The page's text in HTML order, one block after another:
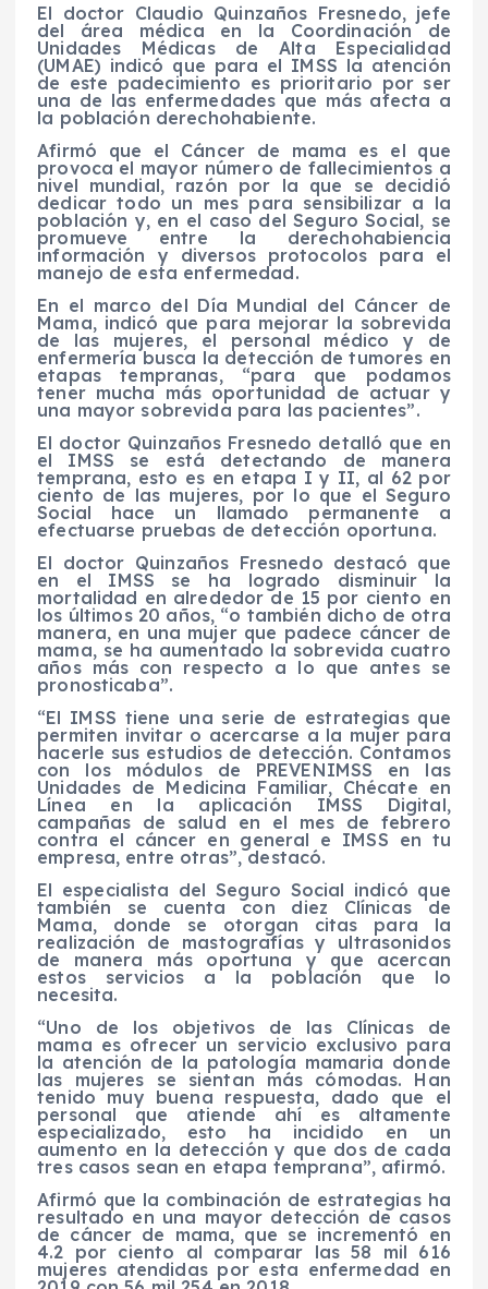
El doctor Claudio Quinzaños Fresnedo, jefe
del área médica en la Coordinación de
Unidades Médicas de Alta Especialidad
(UMAE) indicó que para el IMSS la atención
de este padecimiento es prioritario por ser
una de las enfermedades que más afecta a
la población derechohabiente.
Afirmó que el Cáncer de mama es el que
provoca el mayor número de fallecimientos a
nivel mundial, razón por la que se decidió
dedicar todo un mes para sensibilizar a la
población y, en el caso del Seguro Social, se
promueve entre la derechohabiencia
información y diversos protocolos para el
manejo de esta enfermedad.
En el marco del Día Mundial del Cáncer de
Mama, indicó que para mejorar la sobrevida
de las mujeres, el personal médico y de
enfermería busca la detección de tumores en
etapas tempranas, “para que podamos
tener mucha más oportunidad de actuar y
una mayor sobrevida para las pacientes”.
El doctor Quinzaños Fresnedo detalló que en
el IMSS se está detectando de manera
temprana, esto es en etapa I y II, al 62 por
ciento de las mujeres, por lo que el Seguro
Social hace un llamado permanente a
efectuarse pruebas de detección oportuna.
El doctor Quinzaños Fresnedo destacó que
en el IMSS se ha logrado disminuir la
mortalidad en alrededor de 15 por ciento en
los últimos 20 años, “o también dicho de otra
manera, en una mujer que padece cáncer de
mama, se ha aumentado la sobrevida cuatro
años más con respecto a lo que antes se
pronosticaba”.
“El IMSS tiene una serie de estrategias que
permiten invitar o acercarse a la mujer para
hacerle sus estudios de detección. Contamos
con los módulos de PREVENIMSS en las
Unidades de Medicina Familiar, Chécate en
Línea en la aplicación IMSS Digital,
campañas de salud en el mes de febrero
contra el cáncer en general e IMSS en tu
empresa, entre otras”, destacó.
El especialista del Seguro Social indicó que
también se cuenta con diez Clínicas de
Mama, donde se otorgan citas para la
realización de mastografías y ultrasonidos
de manera más oportuna y que acercan
estos servicios a la población que lo
necesita.
“Uno de los objetivos de las Clínicas de
mama es ofrecer un servicio exclusivo para
la atención de la patología mamaria donde
las mujeres se sientan más cómodas. Han
tenido muy buena respuesta, dado que el
personal que atiende ahí es altamente
especializado, esto ha incidido en un
aumento en la detección y que dos de cada
tres casos sean en etapa temprana”, afirmó.
Afirmó que la combinación de estrategias ha
resultado en una mayor detección de casos
de cáncer de mama, que se incrementó en
4.2 por ciento al comparar las 58 mil 616
mujeres atendidas por esta enfermedad en